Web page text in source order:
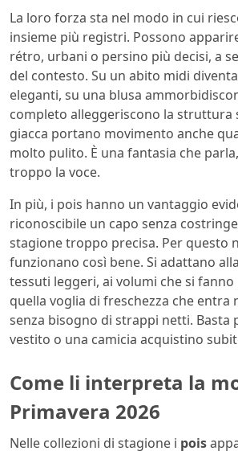
La loro forza sta nel modo in cui
insieme più registri. Possono
rétro, urbani o persino più decisi, a
del contesto. Su un abito midi
eleganti, su una blusa
completo alleggeriscono la struttura
giacca portano movimento anche
molto pulito. È una fantasia che
troppo la voce.
In più, i pois hanno un vantaggio
riconoscibile un capo senza
stagione troppo precisa. Per questo
funzionano così bene. Si adattano
tessuti leggeri, ai volumi che si
quella voglia di freschezza che entra
senza bisogno di strappi netti. Basta
vestito o una camicia acquistino
Come li interpreta la
Primavera 2026
Nelle collezioni di stagione i pois